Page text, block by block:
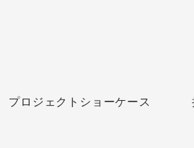
プロジェクトショーケース